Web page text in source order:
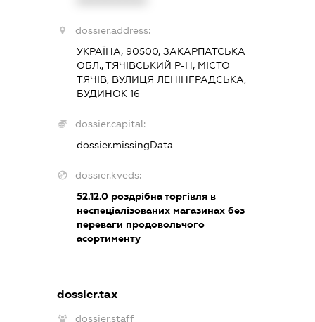
dossier.address:
УКРАЇНА, 90500, ЗАКАРПАТСЬКА
ОБЛ., ТЯЧІВСЬКИЙ Р-Н, МІСТО
ТЯЧІВ, ВУЛИЦЯ ЛЕНІНГРАДСЬКА,
БУДИНОК 16
dossier.capital:
dossier.missingData
dossier.kveds:
52.12.0роздрібна торгівля в
неспеціалізованих магазинах без
переваги продовольчого
асортименту
dossier.tax
dossier.staff